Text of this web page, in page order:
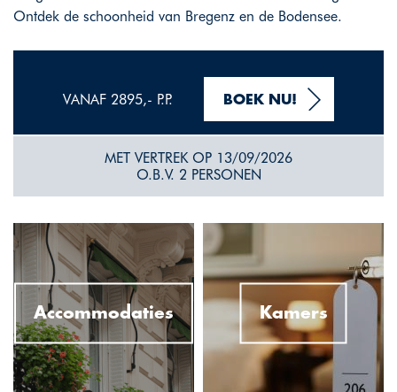
Ontdek de schoonheid van Bregenz en de Bodensee.
VANAF 2895,- P.P. BOEK NU!
MET VERTREK OP 13/09/2026
O.B.V. 2 PERSONEN
Accommodaties Kamers